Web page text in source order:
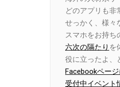
どのアプリも非
せっかく、様々
スマホをお持ち
六次の隔たり を
役に立ったよ、
Facebookペー
受付中イベント